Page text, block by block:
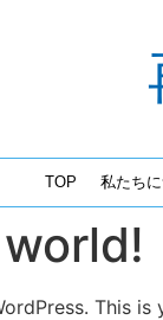
TOP 私たち
This